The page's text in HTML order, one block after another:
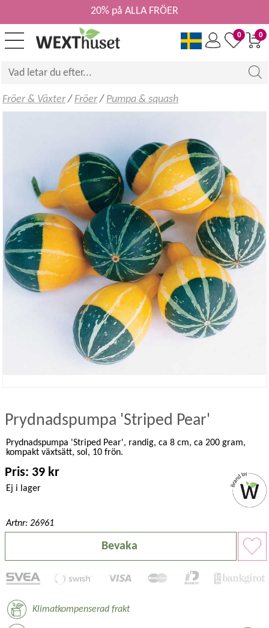
0
0
20% på ALLA FRÖER
Fröer & Växter/ Fröer/ Pumpa & squash
Prydnadspumpa 'Striped Pear'
Prydnadspumpa 'Striped Pear', randig, ca 8 cm, ca 200 gram,
kompakt växtsätt, sol, 10 frön.
Pris: 39 kr
Ej i lager
Artnr: 26961
Bevaka
Klimatkompenserad frakt